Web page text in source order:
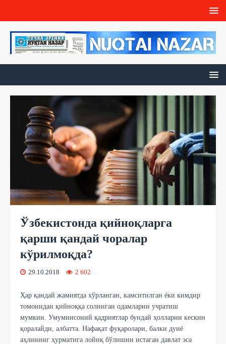
Ўзбекистонда қийноқларга
қарши қандай чоралар
кўрилмоқда?
29.10.2018 2 602
Ҳар қандай жамиятда хўрланган, камситилган ёки кимдир
томонидан қийноққа солинган одамларни учратиш
мумкин. Умуминсоний қадриятлар бундай ҳолларни кескин
қоралайди, албатта. Нафақат фуқаролари, балки дунё
аҳлининг ҳурматига лойиқ бўлишни истаган давлат эса